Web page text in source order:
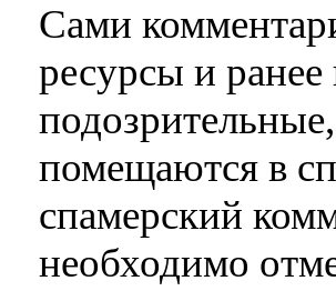
Сами
ресурсы и
помещаются в
спамерский
необходимо